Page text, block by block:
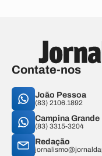
Contate-nos
João Pessoa
(83) 2106.1892
Campina Grande
(83) 3315-3204
Redação